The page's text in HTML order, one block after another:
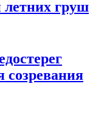
летних груш
созревания